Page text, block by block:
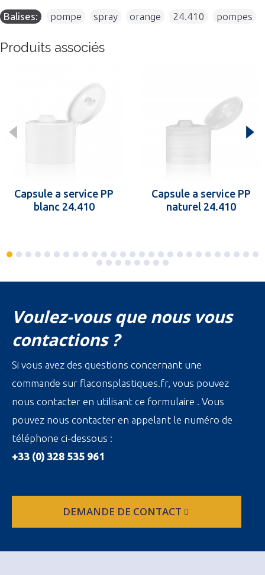
Balises: pompe spray orange 24.410 pompes
Produits associés
Capsule a service PP
blanc 24.410
Capsule a service PP
naturel 24.410
Voulez-vous que nous vous
contactions ?
Si vous avez des questions concernant une
commande sur flaconsplastiques.fr, vous pouvez
nous contacter en utilisant ce formulaire . Vous
pouvez nous contacter en appelant le numéro de
téléphone ci-dessous :
+33 (0) 328 535 961
DEMANDE DE CONTACT